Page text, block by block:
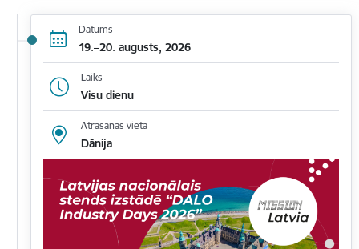
Datums
19.–20. augusts, 2026
Laiks
Visu dienu
Atrašanās vieta
Dānija